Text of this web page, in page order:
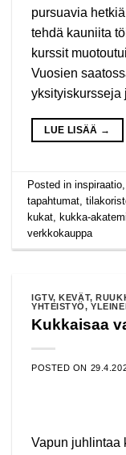
pursuavia
tehdä kauniita
kurssit
Vuosien
LUE LISÄÄ →
Posted ininspiraatio,
tapahtumat,
kukat, kukka-
verkkokauppa
IGTV,KEVÄT,
YHTEISTYÖ,
Kukkaisaa
POSTED ON
Vapun juhlintaa